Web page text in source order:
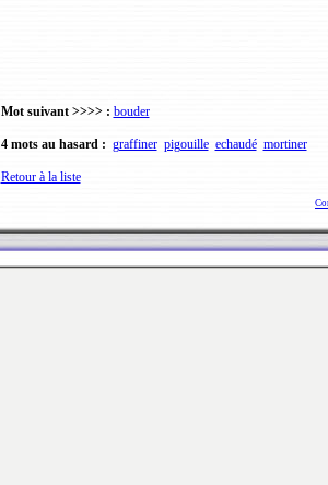
Mot suivant >>>> : bouder
4 mots au hasard : graffiner pigouille echaudé mortiner
Retour à la liste